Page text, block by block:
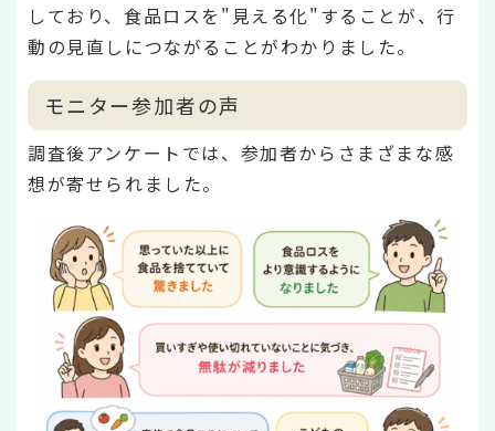
しており、食品ロスを"見える化"することが、行
動の見直しにつながることがわかりました。
モニター参加者の声
調査後アンケートでは、参加者からさまざまな感
想が寄せられました。